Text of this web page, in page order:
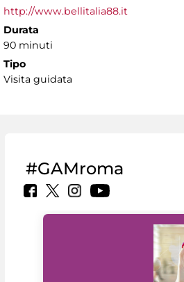
http://www.bellitalia88.it
Durata
90 minuti
Tipo
Visita guidata
#GAMroma